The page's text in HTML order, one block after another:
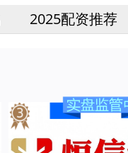
2025配资推荐